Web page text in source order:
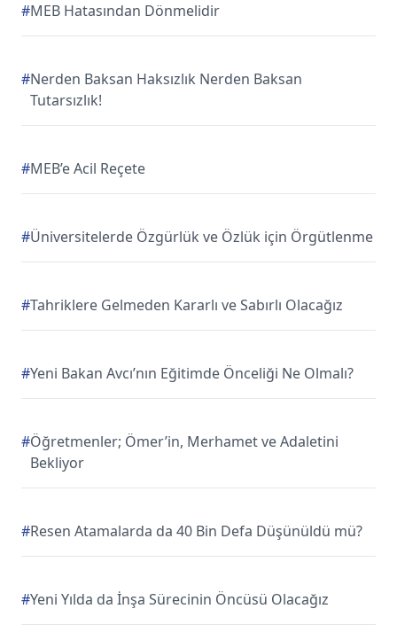
#MEB Hatasından Dönmelidir
#Nerden Baksan Haksızlık Nerden Baksan
Tutarsızlık!
#MEB’e Acil Reçete
#Üniversitelerde Özgürlük ve Özlük için Örgütlenme
#Tahriklere Gelmeden Kararlı ve Sabırlı Olacağız
#Yeni Bakan Avcı’nın Eğitimde Önceliği Ne Olmalı?
#Öğretmenler; Ömer’in, Merhamet ve Adaletini
Bekliyor
#Resen Atamalarda da 40 Bin Defa Düşünüldü mü?
#Yeni Yılda da İnşa Sürecinin Öncüsü Olacağız